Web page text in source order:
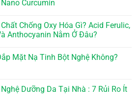
Curcumin
Chống Oxy Hóa Gì? Acid Ferulic,
Anthocyanin Nằm Ở Đâu?
Mặt Nạ Tinh Bột Nghệ Không?
Dưỡng Da Tại Nhà : 7 Rủi Ro Ít